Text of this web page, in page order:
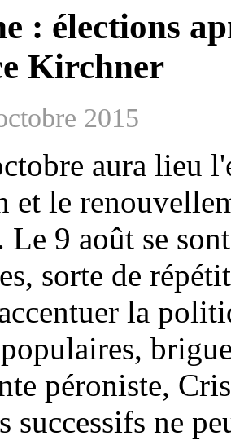
: élections
Kirchner
2015
aura lieu
et le
Le 9 août se
sorte de
la
populaires,
péroniste,
successifs ne